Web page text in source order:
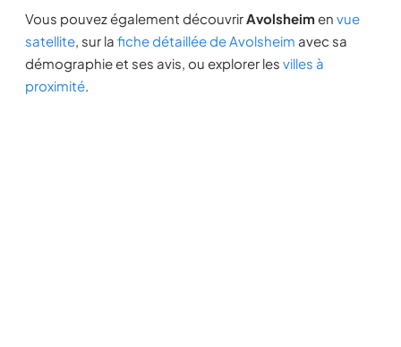
Vous pouvez également découvrirAvolsheim en vue
satellite, sur la fiche détaillée de Avolsheim avec sa
démographie et ses avis, ou explorer les villes à
proximité.